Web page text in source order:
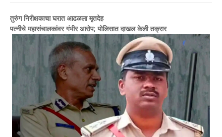
तुरुंग निरीक्षकाचा घरात आढळला मृतदेह
पत्नीचे महासंचालकांवर गंभीर आरोप; पोलिसात दाखल केली तक्रार